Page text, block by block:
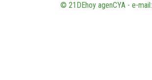
© 21DEhoy agenCYA - e-mail: